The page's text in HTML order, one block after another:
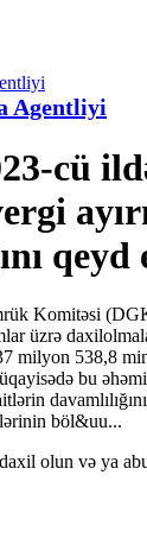
Agentliyi
cü
qeyd
Komitəsi
üzrə
milyon 538,8
bu
böl&uu...
olun və ya